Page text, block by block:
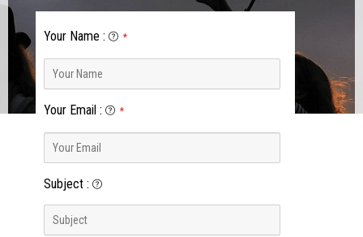
Your Name : *
Your Email : *
Subject :